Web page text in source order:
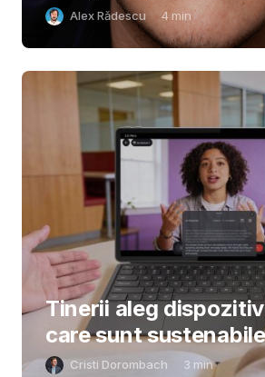
Alex Rădescu 4 min
Tinerii aleg
care sunt sustenabile
Cristi Dorombach 3 min